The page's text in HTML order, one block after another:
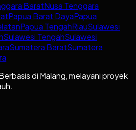
BaratNusa Tenggara
Papua Barat DayaPapua
Papua TengahRiauSulawesi
Sulawesi TengahSulawesi
Sumatera BaratSumatera
di Malang, melayani proyek